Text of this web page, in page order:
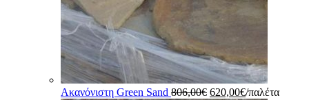
Ακανόνιστη Green Sand 806,00€ Original
620,00€Η
/παλέτα